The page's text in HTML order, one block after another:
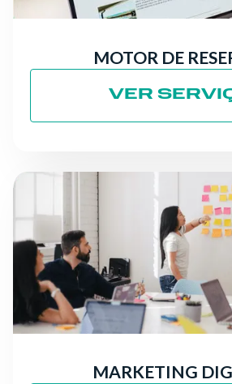
MOTOR DE
VER
MARKETING